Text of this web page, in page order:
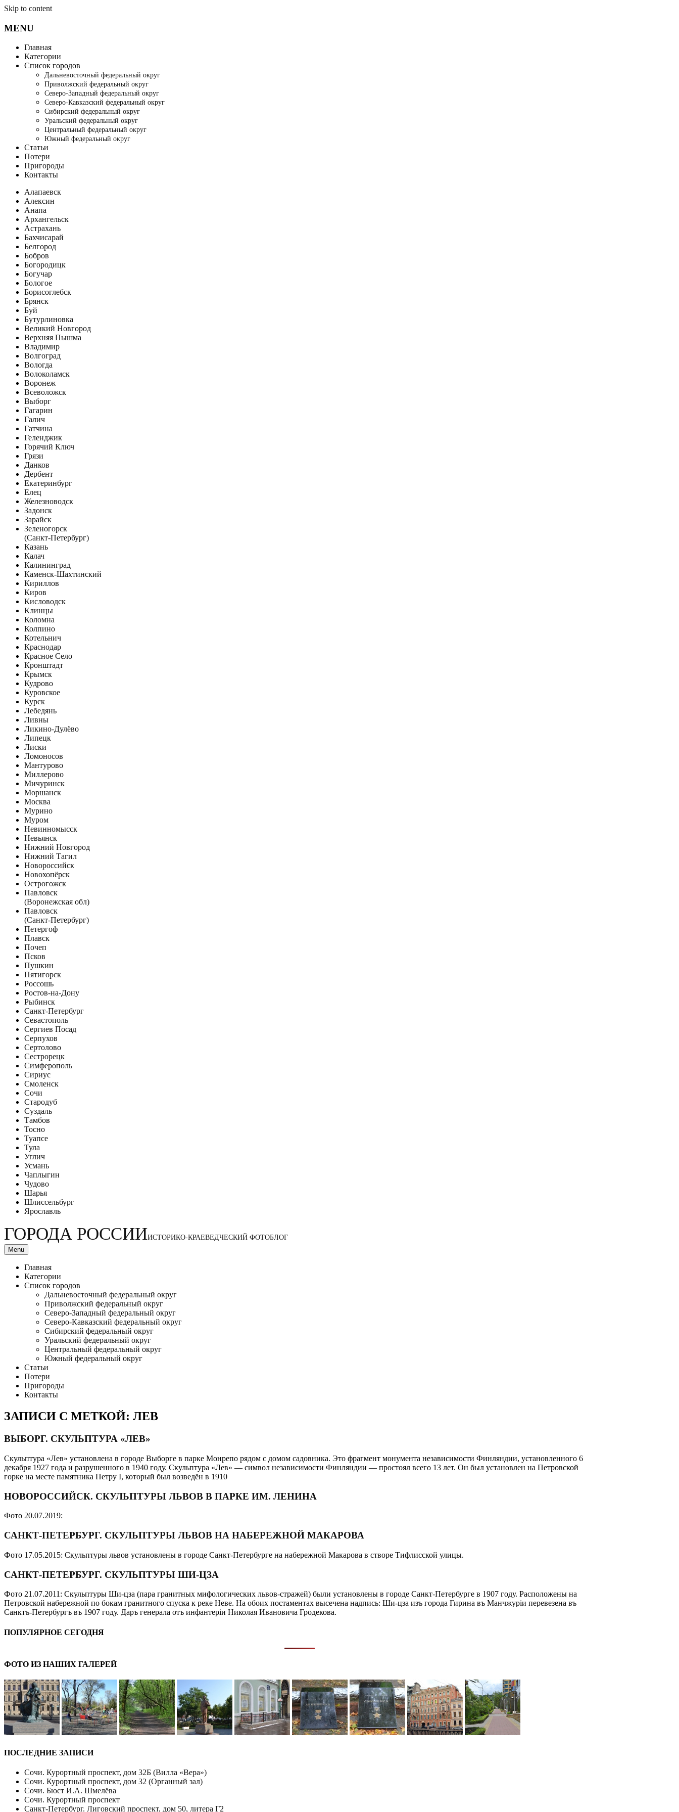
Skip to content
MENU
Главная
Категории
Список городов
Дальневосточный федеральный округ
Приволжский федеральный округ
Северо-Западный федеральный округ
Северо-Кавказский федеральный округ
Сибирский федеральный округ
Уральский федеральный округ
Центральный федеральный округ
Южный федеральный округ
Статьи
Потери
Пригороды
Контакты
Алапаевск
Алексин
Анапа
Архангельск
Астрахань
Бахчисарай
Белгород
Бобров
Богородицк
Богучар
Бологое
Борисоглебск
Брянск
Буй
Бутурлиновка
Великий Новгород
Верхняя Пышма
Владимир
Волгоград
Вологда
Волоколамск
Воронеж
Всеволожск
Выборг
Гагарин
Галич
Гатчина
Геленджик
Горячий Ключ
Грязи
Данков
Дербент
Екатеринбург
Елец
Железноводск
Задонск
Зарайск
Зеленогорск
(Санкт-Петербург)
Казань
Калач
Калининград
Каменск-Шахтинский
Кириллов
Киров
Кисловодск
Клинцы
Коломна
Колпино
Котельнич
Краснодар
Красное Село
Кронштадт
Крымск
Кудрово
Куровское
Курск
Лебедянь
Ливны
Ликино-Дулёво
Липецк
Лиски
Ломоносов
Мантурово
Миллерово
Мичуринск
Моршанск
Москва
Мурино
Муром
Невинномысск
Невьянск
Нижний Новгород
Нижний Тагил
Новороссийск
Новохопёрск
Острогожск
Павловск
(Воронежская обл)
Павловск
(Санкт-Петербург)
Петергоф
Плавск
Почеп
Псков
Пушкин
Пятигорск
Россошь
Ростов-на-Дону
Рыбинск
Санкт-Петербург
Севастополь
Сергиев Посад
Серпухов
Сертолово
Сестрорецк
Симферополь
Сириус
Смоленск
Сочи
Стародуб
Суздаль
Тамбов
Тосно
Туапсе
Тула
Углич
Усмань
Чаплыгин
Чудово
Шарья
Шлиссельбург
Ярославль
ГОРОДА РОССИИИСТОРИКО-КРАЕВЕДЧЕСКИЙ ФОТОБЛОГ
Menu
Главная
Категории
Список городов
Дальневосточный федеральный округ
Приволжский федеральный округ
Северо-Западный федеральный округ
Северо-Кавказский федеральный округ
Сибирский федеральный округ
Уральский федеральный округ
Центральный федеральный округ
Южный федеральный округ
Статьи
Потери
Пригороды
Контакты
ЗАПИСИ С МЕТКОЙ: ЛЕВ
ВЫБОРГ. СКУЛЬПТУРА «ЛЕВ»
Скульптура «Лев» установлена в городе Выборге в парке Монрепо рядом с домом садовника. Это фрагмент монумента независимости Финляндии, установленного 6
декабря 1927 года и разрушенного в 1940 году. Скульптура «Лев» — символ независимости Финляндии — простоял всего 13 лет. Он был установлен на Петровской
горке на месте памятника Петру I, который был возведён в 1910
НОВОРОССИЙСК. СКУЛЬПТУРЫ ЛЬВОВ В ПАРКЕ ИМ. ЛЕНИНА
Фото 20.07.2019:
САНКТ-ПЕТЕРБУРГ. СКУЛЬПТУРЫ ЛЬВОВ НА НАБЕРЕЖНОЙ МАКАРОВА
Фото 17.05.2015: Скульптуры львов установлены в городе Санкт-Петербурге на набережной Макарова в створе Тифлисской улицы.
САНКТ-ПЕТЕРБУРГ. СКУЛЬПТУРЫ ШИ-ЦЗА
Фото 21.07.2011: Скульптуры Ши-цза (пара гранитных мифологических львов-стражей) были установлены в городе Санкт-Петербурге в 1907 году. Расположены на
Петровской набережной по бокам гранитного спуска к реке Неве. На обоих постаментах высечена надпись: Ши-цза изъ города Гирина въ Манчжурiи перевезена въ
Санктъ-Петербургъ въ 1907 году. Даръ генерала отъ инфантерiи Николая Ивановича Гродекова.
ПОПУЛЯРНОЕ СЕГОДНЯ
ФОТО ИЗ НАШИХ ГАЛЕРЕЙ
ПОСЛЕДНИЕ ЗАПИСИ
Сочи. Курортный проспект, дом 32Б (Вилла «Вера»)
Сочи. Курортный проспект, дом 32 (Органный зал)
Сочи. Бюст И.А. Шмелёва
Сочи. Курортный проспект
Санкт-Петербург. Лиговский проспект, дом 50, литера Г2